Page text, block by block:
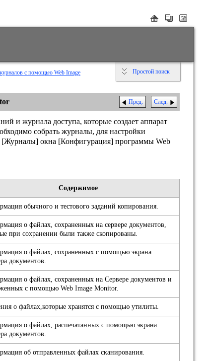
с помощью Web Image
Пред. След.
и журнала доступа, которые создает аппарат
собрать журналы, для настройки
[Журналы] окна [Конфигурация] программы Web
Содержимое
обычного и тестового заданий копирования.
о файлах, сохраненных на сервере документов,
при сохранении были также скопированы.
о файлах, сохраненных с помощью экрана
документов.
о файлах, сохраненных на Сервере документов и
с помощью Web Image Monitor.
о файлах,которые хранятся с помощью утилиты.
о файлах, распечатанных с помощью экрана
документов.
об отправленных файлах сканирования.
Простой поиск